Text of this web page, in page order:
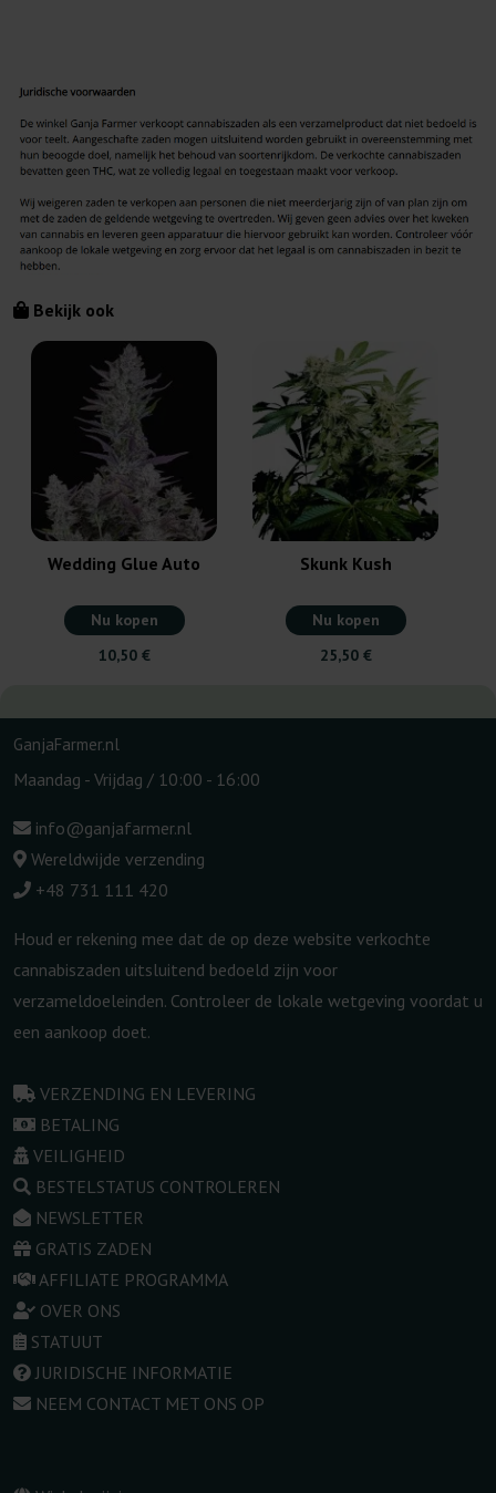
Bekijk ook
Wedding Glue Auto
Nu kopen
10,50 €
Skunk Kush
Nu kopen
25,50 €
GanjaFarmer.nl
Maandag - Vrijdag / 10:00 - 16:00
info@ganjafarmer.nl
Wereldwijde verzending
+48 731 111 420
Houd er rekening mee dat de op deze website verkochte
cannabiszaden uitsluitend bedoeld zijn voor
verzameldoeleinden. Controleer de lokale wetgeving voordat u
een aankoop doet.
VERZENDING EN LEVERING
BETALING
VEILIGHEID
BESTELSTATUS CONTROLEREN
NEWSLETTER
GRATIS ZADEN
AFFILIATE PROGRAMMA
OVER ONS
STATUUT
JURIDISCHE INFORMATIE
NEEM CONTACT MET ONS OP